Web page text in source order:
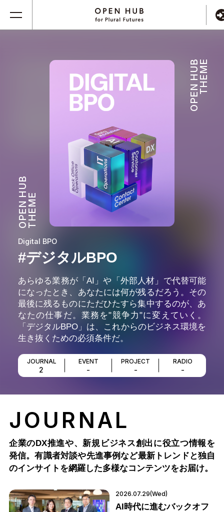
OPEN HUBTHEME
OPEN HUBTHEME
Digital BPO
#デジタルBPO
あらゆる業務が「AI」や「外部人材」で代替可能
になったとき、あなたには何が残るだろう。その
最後に残るものにただひたすら集中するのが、あ
なたの仕事だ。業務を"競争力"に変えていく。
「デジタルBPO」は、これからのビジネス環境を
生き抜くための必須条件だ。
JOURNAL
2
EVENT
-
PROJECT
-
RADIO
-
JOURNAL
企業のDX推進や、新規ビジネス創出に役立つ情報を
発信。有識者対談や先進事例など最新トレンドと独自
のインサイトを網羅した多様なコンテンツをお届け。
2026.07.29(Wed)
AI時代に進むバックオフ